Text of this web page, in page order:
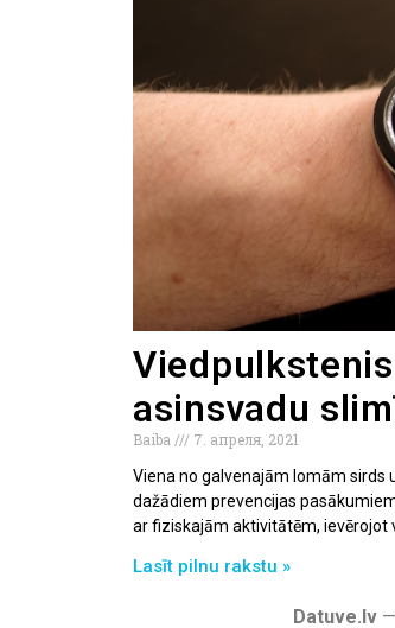
asinsvadu
Baiba
7. апреля, 2021
Viena no galvenajām lomām sirds
dažādiem prevencijas
ar fiziskajām aktivitātēm, ievērojot
Lasīt pilnu rakstu »
Datuve.lv